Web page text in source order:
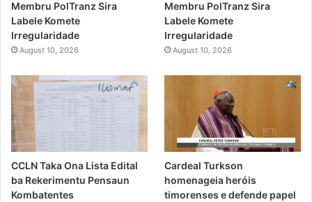
Membru PolTranz Sira
Labele Komete
Irregularidade
August 10, 2026
Membru PolTranz Sira
Labele Komete
Irregularidade
August 10, 2026
CCLN Taka Ona Lista Edital
ba Rekerimentu Pensaun
Kombatentes
Cardeal Turkson
homenageia heróis
timorenses e defende papel